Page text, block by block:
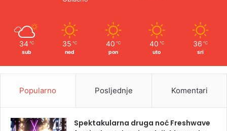
34 ℃
sub
35 ℃
ned
40 ℃
pon
40 ℃
uto
36 ℃
sri
Popularno Posljednje Komentari
Spektakularna druga noć Freshwave